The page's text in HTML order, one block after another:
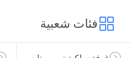
فئات شعبية